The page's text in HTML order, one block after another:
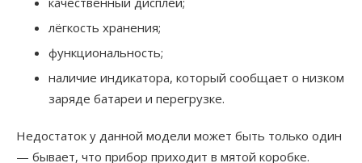
лёгкость хранения;
функциональность;
наличие индикатора, который сообщает о низком
заряде батареи и перегрузке.
Недостаток у данной модели может быть только один
— бывает, что прибор приходит в мятой коробке.